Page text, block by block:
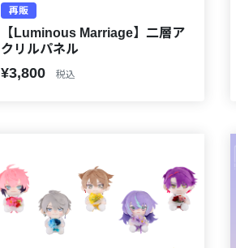
再販
【Luminous Marriage】二層ア
クリルパネル
¥3,800 税込